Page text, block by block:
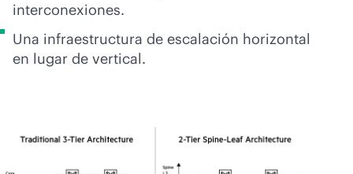
interconexiones.
Una infraestructura de escalación horizontal
en lugar de vertical.